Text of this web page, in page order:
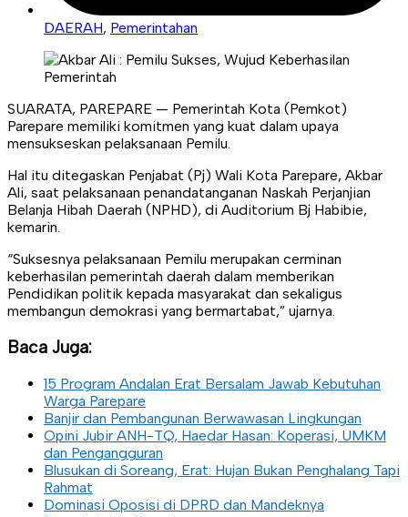
DAERAH, Pemerintahan
SUARATA, PAREPARE — Pemerintah Kota (Pemkot)
Parepare memiliki komitmen yang kuat dalam upaya
mensukseskan pelaksanaan Pemilu.
Hal itu ditegaskan Penjabat (Pj) Wali Kota Parepare, Akbar
Ali, saat pelaksanaan penandatanganan Naskah Perjanjian
Belanja Hibah Daerah (NPHD), di Auditorium Bj Habibie,
kemarin.
“Suksesnya pelaksanaan Pemilu merupakan cerminan
keberhasilan pemerintah daerah dalam memberikan
Pendidikan politik kepada masyarakat dan sekaligus
membangun demokrasi yang bermartabat,” ujarnya.
Baca Juga:
15 Program Andalan Erat Bersalam Jawab Kebutuhan
Warga Parepare
Banjir dan Pembangunan Berwawasan Lingkungan
Opini Jubir ANH-TQ, Haedar Hasan: Koperasi, UMKM
dan Pengangguran
Blusukan di Soreang, Erat: Hujan Bukan Penghalang Tapi
Rahmat
Dominasi Oposisi di DPRD dan Mandeknya